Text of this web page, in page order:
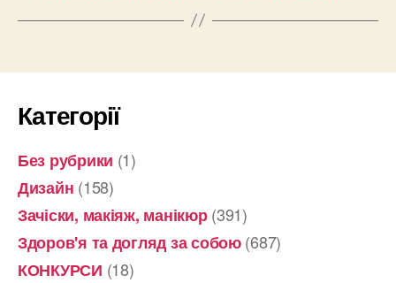
Категорії
Без рубрики (1)
Дизайн (158)
Зачіски, макіяж, манікюр(391)
Здоров'я та догляд за собою(687)
КОНКУРСИ (18)